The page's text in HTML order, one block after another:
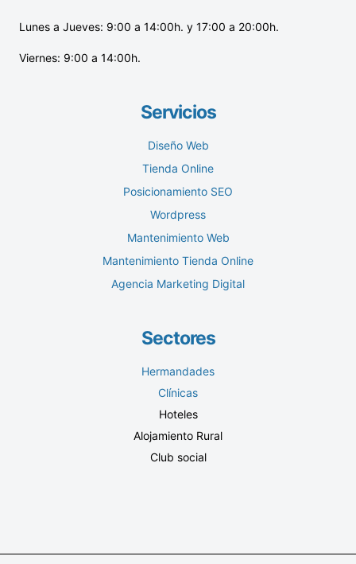
Lunes a Jueves: 9:00 a 14:00h. y 17:00 a 20:00h.
Viernes: 9:00 a 14:00h.
Servicios
Diseño Web
Tienda Online
Posicionamiento SEO
Wordpress
Mantenimiento Web
Mantenimiento Tienda Online
Agencia Marketing Digital
Sectores
Hermandades
Clínicas
Hoteles
Alojamiento Rural
Club social